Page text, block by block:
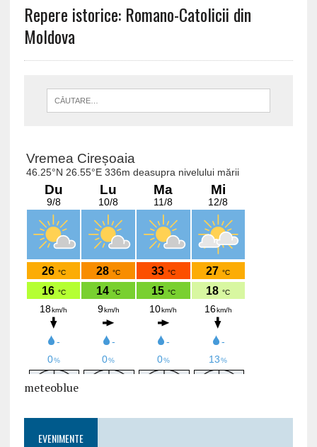
Repere istorice: Romano-Catolicii din
Moldova
meteoblue
EVENIMENTE